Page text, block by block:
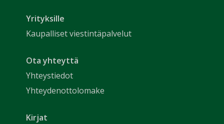
Yrityksille
Kaupalliset viestintäpalvelut
Ota yhteyttä
Yhteystiedot
Yhteydenottolomake
Kirjat